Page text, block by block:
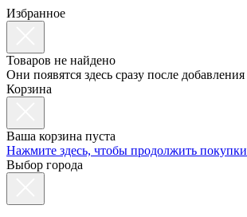
Избранное
Товаров не найдено
Они появятся здесь сразу после добавления
Корзина
Ваша корзина пуста
Нажмите здесь, чтобы продолжить покупки
Выбор города